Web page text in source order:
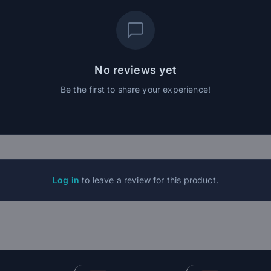
No reviews yet
Be the first to share your experience!
Log in to leave a review for this product.